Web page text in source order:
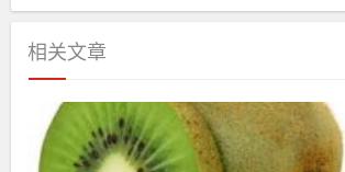
相关文章